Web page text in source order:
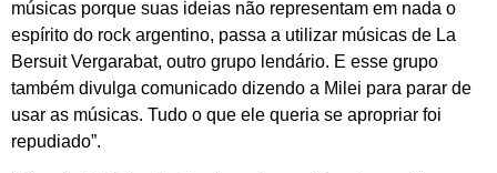
músicas porque suas ideias não representam em nada o
espírito do rock argentino, passa a utilizar músicas de La
Bersuit Vergarabat, outro grupo lendário. E esse grupo
também divulga comunicado dizendo a Milei para parar de
usar as músicas. Tudo o que ele queria se apropriar foi
repudiado”.